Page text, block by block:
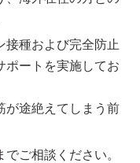
接種および完全防止
ポートを実施してお
が途絶えてしまう前
でご相談ください。